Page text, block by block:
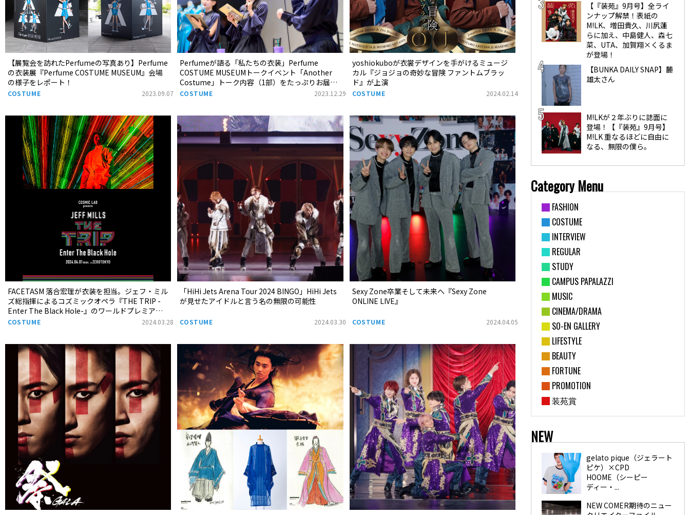
【展覧会を訪れたPerfumeの写真あり】Perfume
の衣装展『Perfume COSTUME MUSEUM』会場
の様子をレポート！
COSTUME 2023.09.07
Perfumeが語る「私たちの衣装」Perfume
COSTUME MUSEUMトークイベント「Another
Costume」トーク内容（1部）をたっぷりお届
け！
COSTUME 2023.12.29
yoshiokuboが衣裳デザインを手がけるミュージ
カル『ジョジョの奇妙な冒険 ファントムブラッ
ド』が上演
COSTUME 2024.02.14
FACETASM 落合宏理が衣装を担当。ジェフ・ミル
ズ総指揮によるコズミックオペラ『THE TRIP -
Enter The Black Hole-』のワールドプレミアが
開催！
COSTUME 2024.03.28
「HiHi Jets Arena Tour 2024 BINGO」HiHi Jets
が見せたアイドルと言う名の無限の可能性
COSTUME 2024.03.30
Sexy Zone卒業そして未来へ『Sexy Zone
ONLINE LIVE』
COSTUME 2024.04.05
【『装苑』9月号】全ライ
ンナップ解禁！表紙の
M!LK、増田貴久、川尻蓮
らに加え、中島健人、森七
菜、UTA、加賀翔×くるま
が登場！
【BUNKA DAILY SNAP】麓
雄太さん
M!LKが２年ぶりに誌面に
登場！【『装苑』9月号】
M!LK 重なるほどに自由に
なる、無限の僕ら。
Category Menu
FASHION
COSTUME
INTERVIEW
REGULAR
STUDY
CAMPUS PAPALAZZI
MUSIC
CINEMA/DRAMA
SO-EN GALLERY
LIFESTYLE
BEAUTY
FORTUNE
PROMOTION
装苑賞
NEW
gelato pique（ジェラート
ピケ）×CPD
HOOME（シーピー
ディー・...
NEW COMER期待のニュー